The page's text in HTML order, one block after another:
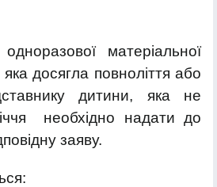
матеріальної
досягла повноліття або
дитини, яка не
необхідно надати до
заяву.